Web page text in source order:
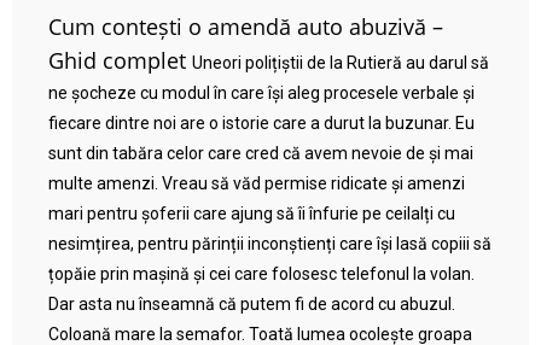
Cum contești o amendă auto abuzivă –
Ghid complet Uneori polițiștii de la Rutieră au darul să
ne șocheze cu modul în care își aleg procesele verbale și
fiecare dintre noi are o istorie care a durut la buzunar. Eu
sunt din tabăra celor care cred că avem nevoie de și mai
multe amenzi. Vreau să văd permise ridicate și amenzi
mari pentru șoferii care ajung să îi înfurie pe ceilalți cu
nesimțirea, pentru părinții inconștienți care își lasă copiii să
țopăie prin mașină și cei care folosesc telefonul la volan.
Dar asta nu înseamnă că putem fi de acord cu abuzul.
Coloană mare la semafor. Toată lumea ocolește groapa